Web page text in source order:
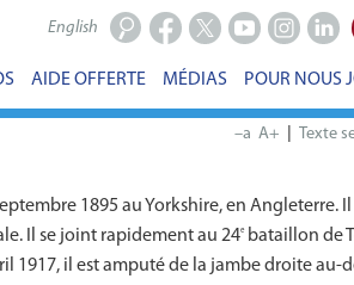
English
AIDE OFFERTE MÉDIAS POUR NOUS
–a A+ |
1895 au Yorkshire, en Angleterre.
Il se joint rapidement au 24ebataillon de
1917, il est amputé de la jambe droite au-